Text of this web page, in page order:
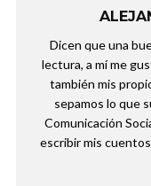
Dicen que una
lectura, a mí me
también mis
sepamos lo que
Comunicación
escribir mis